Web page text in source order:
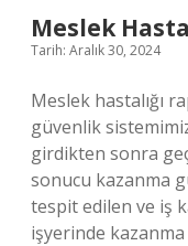
Meslek
Tarih: Aralık 30, 2024
Meslek hastalığı
güvenlik
girdikten sonra
sonucu kazanma
tespit edilen ve iş
işyerinde kazanma